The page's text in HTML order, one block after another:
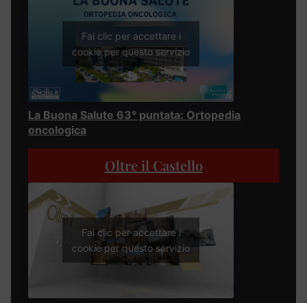
Fai clic per accettare i
cookie per questo servizio
La Buona Salute 63° puntata: Ortopedia
oncologica
Oltre il Castello
Fai clic per accettare i
cookie per questo servizio